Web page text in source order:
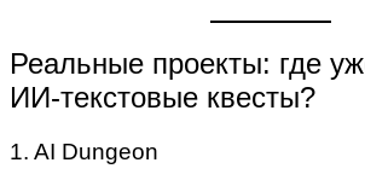
Реальные проекты: где
ИИ-текстовые квесты?
1. AI Dungeon